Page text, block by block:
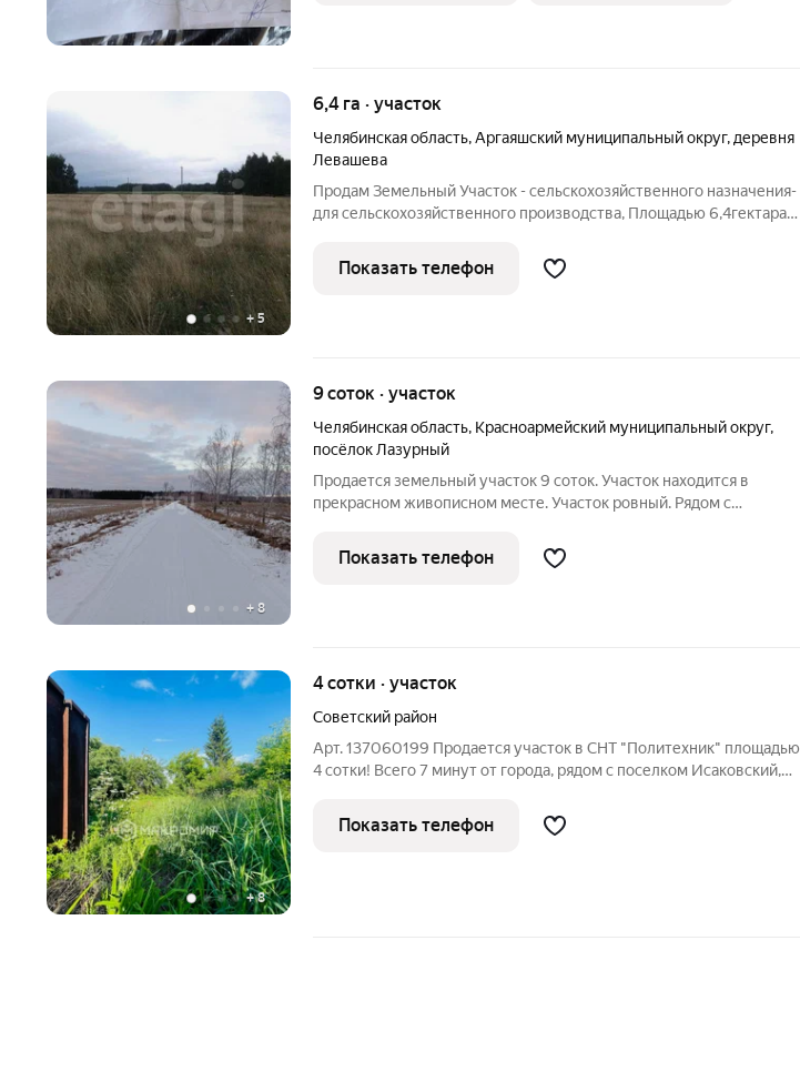
+5
6,4 га · участок
Челябинская область,Аргаяшский муниципальный округ, деревня
Левашева
Продам Земельный Участок - сельскохозяйственного назначения-
для сельскохозяйственного производства, Площадью 6,4гектара.
юг от ориентира восточная часть д.Левашева, расположенного за
Показать телефон
+ 8
9 соток · участок
Челябинская область, Красноармейский муниципальный округ,
посёлок Лазурный
Продается земельный участок 9 соток. Участок находится в
прекрасном живописном месте. Участок ровный. Рядом с
всего 1.5 км. В поселке и имеется школа. Дорога до участка
хорошая грунт.
Показать телефон
+8
4 сотки · участок
Советский район
Арт. 137060199 Продается участок в СНТ "Политехник" площадью
4 сотки! Всего 7 минут от города, рядом с поселком Исаковский,
металлический контейнер для хранения инвентаря и отдыха,
местный
Показать телефон